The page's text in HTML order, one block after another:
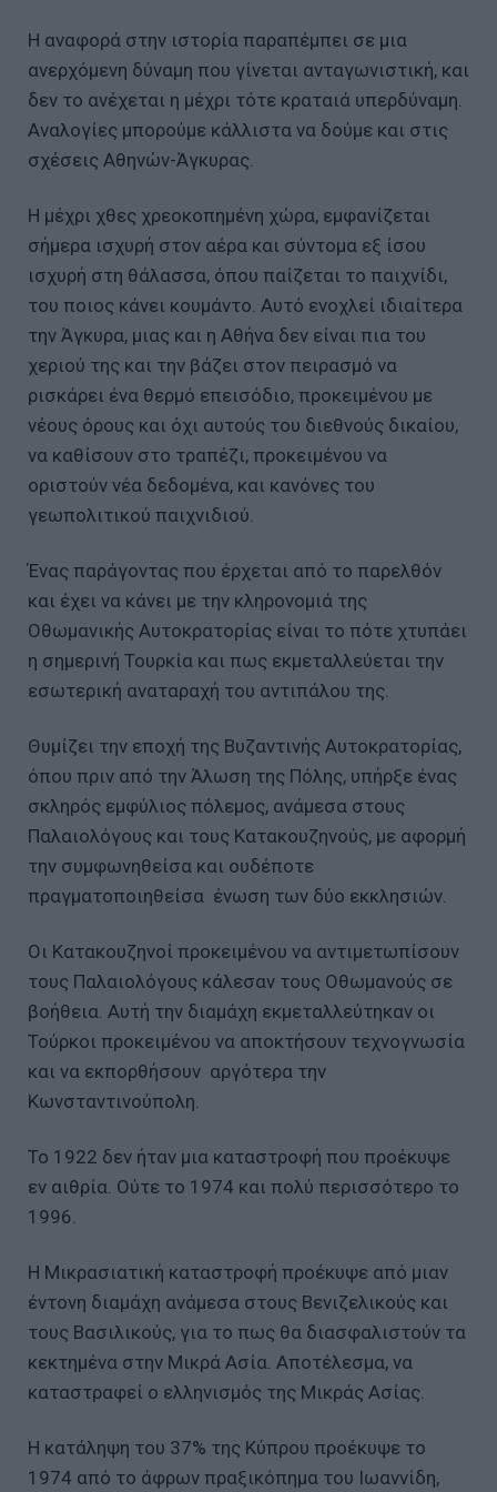
Η αναφορά στην ιστορία παραπέμπει σε μια
ανερχόμενη δύναμη που γίνεται ανταγωνιστική, και
δεν το ανέχεται η μέχρι τότε κραταιά υπερδύναμη.
Αναλογίες μπορούμε κάλλιστα να δούμε και στις
σχέσεις Αθηνών-Άγκυρας.
Η μέχρι χθες χρεοκοπημένη χώρα, εμφανίζεται
σήμερα ισχυρή στον αέρα και σύντομα εξ ίσου
ισχυρή στη θάλασσα, όπου παίζεται το παιχνίδι,
του ποιος κάνει κουμάντο. Αυτό ενοχλεί ιδιαίτερα
την Άγκυρα, μιας και η Αθήνα δεν είναι πια του
χεριού της και την βάζει στον πειρασμό να
ρισκάρει ένα θερμό επεισόδιο, προκειμένου με
νέους όρους και όχι αυτούς του διεθνούς δικαίου,
να καθίσουν στο τραπέζι, προκειμένου να
οριστούν νέα δεδομένα, και κανόνες του
γεωπολιτικού παιχνιδιού.
Ένας παράγοντας που έρχεται από το παρελθόν
και έχει να κάνει με την κληρονομιά της
Οθωμανικής Αυτοκρατορίας είναι το πότε χτυπάει
η σημερινή Τουρκία και πως εκμεταλλεύεται την
εσωτερική αναταραχή του αντιπάλου της.
Θυμίζει την εποχή της Βυζαντινής Αυτοκρατορίας,
όπου πριν από την Άλωση της Πόλης, υπήρξε ένας
σκληρός εμφύλιος πόλεμος, ανάμεσα στους
Παλαιολόγους και τους Κατακουζηνούς, με αφορμή
την συμφωνηθείσα και ουδέποτε
πραγματοποιηθείσα ένωση των δύο εκκλησιών.
Οι Κατακουζηνοί προκειμένου να αντιμετωπίσουν
τους Παλαιολόγους κάλεσαν τους Οθωμανούς σε
βοήθεια. Αυτή την διαμάχη εκμεταλλεύτηκαν οι
Τούρκοι προκειμένου να αποκτήσουν τεχνογνωσία
και να εκπορθήσουν αργότερα την
Κωνσταντινούπολη.
Το 1922 δεν ήταν μια καταστροφή που προέκυψε
εν αιθρία. Ούτε το 1974 και πολύ περισσότερο το
1996.
Η Μικρασιατική καταστροφή προέκυψε από μιαν
έντονη διαμάχη ανάμεσα στους Βενιζελικούς και
τους Βασιλικούς, για το πως θα διασφαλιστούν τα
κεκτημένα στην Μικρά Ασία. Αποτέλεσμα, να
καταστραφεί ο ελληνισμός της Μικράς Ασίας.
Η κατάληψη του 37% της Κύπρου προέκυψε το
1974 από το άφρων πραξικόπημα του Ιωαννίδη,